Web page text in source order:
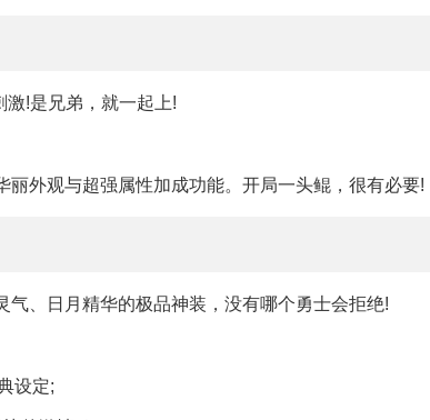
!是兄弟，就一起上!
外观与超强属性加成功能。开局一头鲲，很有必要!
、日月精华的极品神装，没有哪个勇士会拒绝!
设定;